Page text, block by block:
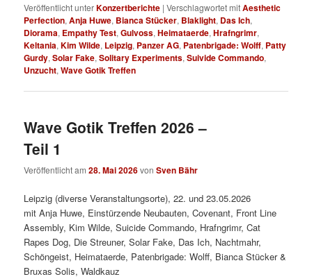
Veröffentlicht unterKonzertberichte |Verschlagwortet mitAesthetic
Perfection,Anja Huwe, Bianca Stücker, Blaklight, Das Ich,
Diorama, Empathy Test,Gulvoss,Heimataerde,Hrafngrimr,
Keltania,Kim Wilde, Leipzig, Panzer AG, Patenbrigade: Wolff, Patty
Gurdy,Solar Fake,Solitary Experiments,Suivide Commando,
Unzucht,Wave Gotik Treffen
Wave Gotik Treffen 2026 –
Teil 1
Veröffentlicht am28. Mai 2026vonSven Bähr
Leipzig (diverse Veranstaltungsorte), 22. und 23.05.2026
mit Anja Huwe, Einstürzende Neubauten, Covenant, Front Line
Assembly, Kim Wilde, Suicide Commando, Hrafngrimr, Cat
Rapes Dog, Die Streuner, Solar Fake, Das Ich, Nachtmahr,
Schöngeist, Heimataerde, Patenbrigade: Wolff, Bianca Stücker &
Bruxas Solis, Waldkauz